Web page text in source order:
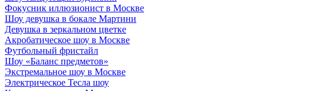
Фокусник иллюзионист в Москве
Шоу девушка в бокале Мартини
Девушка в зеркальном цветке
Акробатическое шоу в Москве
Футбольный фристайл
Шоу «Баланс предметов»
Экстремальное шоу в Москве
Электрическое Тесла шоу